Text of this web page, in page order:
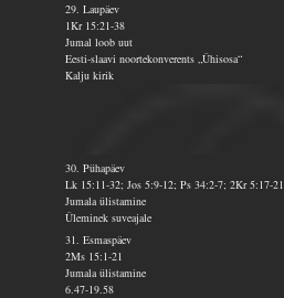
29. Laupäev
1Kr 15:21-38
Jumal loob uut
Eesti-slaavi noortekonverents „Ühisosa“
Kalju kirik
30. Pühapäev
Lk 15:11-32; Jos 5:9-12; Ps 34:2-7; 2Kr 5:17-21
Jumala ülistamine
Üleminek suveajale
31. Esmaspäev
2Ms 15:1-21
Jumala ülistamine
6.47-19.58